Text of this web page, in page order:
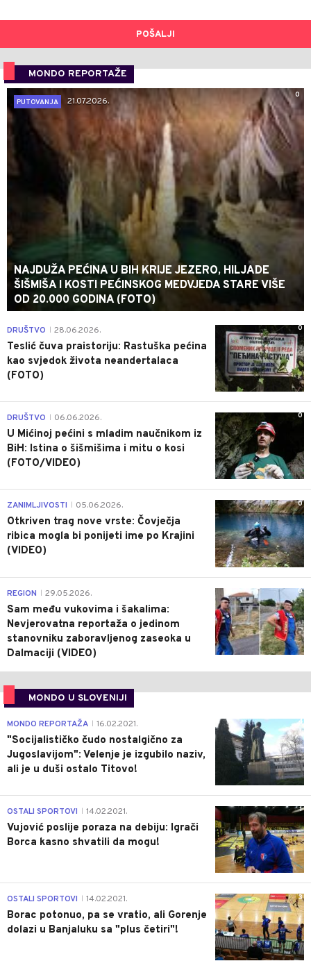
POŠALJI
MONDO REPORTAŽE
0
PUTOVANJA
21.07.2026.
NAJDUŽA PEĆINA U BIH KRIJE JEZERO, HILJADE
ŠIŠMIŠA I KOSTI PEĆINSKOG MEDVJEDA STARE VIŠE
OD 20.000 GODINA (FOTO)
0
DRUŠTVO 28.06.2026.
Teslić čuva praistoriju: Rastuška pećina
kao svjedok života neandertalaca
(FOTO)
0
DRUŠTVO 06.06.2026.
U Mićinoj pećini s mladim naučnikom iz
BiH: Istina o šišmišima i mitu o kosi
(FOTO/VIDEO)
0
ZANIMLJIVOSTI 05.06.2026.
Otkriven trag nove vrste: Čovječja
ribica mogla bi ponijeti ime po Krajini
(VIDEO)
0
REGION 29.05.2026.
Sam među vukovima i šakalima:
Nevjerovatna reportaža o jedinom
stanovniku zaboravljenog zaseoka u
Dalmaciji (VIDEO)
MONDO U SLOVENIJI
4
MONDO REPORTAŽA 16.02.2021.
"Socijalističko čudo nostalgično za
Jugoslavijom": Velenje je izgubilo naziv,
ali je u duši ostalo Titovo!
1
OSTALI SPORTOVI 14.02.2021.
Vujović poslije poraza na debiju: Igrači
Borca kasno shvatili da mogu!
3
OSTALI SPORTOVI 14.02.2021.
Borac potonuo, pa se vratio, ali Gorenje
dolazi u Banjaluku sa "plus četiri"!